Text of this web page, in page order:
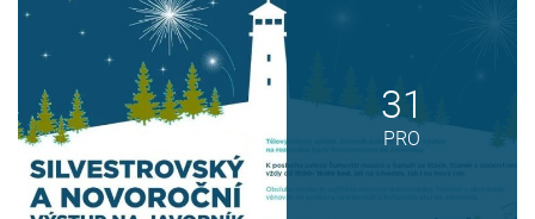
31
PRO